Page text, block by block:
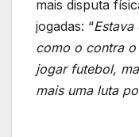
mais disputa
jogadas: “
como o contra
jogar futebol,
mais uma luta